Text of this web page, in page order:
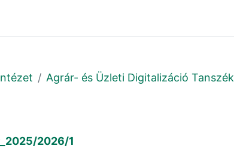
Agrár- és Üzleti Digitalizáció Tanszék
2026/1